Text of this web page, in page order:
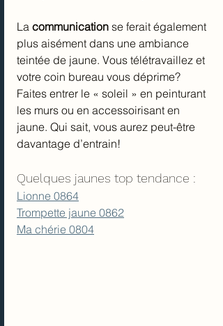
La communication se ferait également
plus aisément dans une ambiance
teintée de jaune. Vous télétravaillez et
votre coin bureau vous déprime?
Faites entrer le « soleil » en peinturant
les murs ou en accessoirisant en
jaune. Qui sait, vous aurez peut-être
davantage d’entrain!
Quelques jaunes top tendance :
Lionne 0864
Trompette jaune 0862
Ma chérie 0804